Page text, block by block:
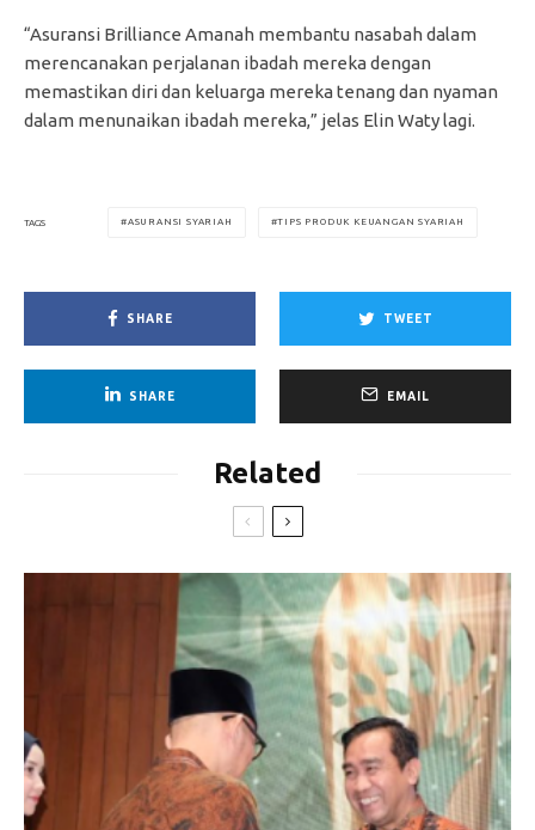
“Asuransi Brilliance Amanah membantu nasabah dalam
merencanakan perjalanan ibadah mereka dengan
memastikan diri dan keluarga mereka tenang dan nyaman
dalam menunaikan ibadah mereka,” jelas Elin Waty lagi.
TAGS ASURANSI SYARIAH TIPS PRODUK KEUANGAN SYARIAH
SHARE TWEET
SHARE EMAIL
Related